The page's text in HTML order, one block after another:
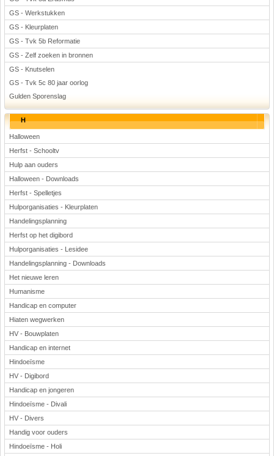
GS - Werkstukken
GS - Kleurplaten
GS - Tvk 5b Reformatie
GS - Zelf zoeken in bronnen
GS - Knutselen
GS - Tvk 5c 80 jaar oorlog
Gulden Sporenslag
H
Halloween
Herfst - Schooltv
Hulp aan ouders
Halloween - Downloads
Herfst - Spelletjes
Hulporganisaties - Kleurplaten
Handelingsplanning
Herfst op het digibord
Hulporganisaties - Lesidee
Handelingsplanning - Downloads
Het nieuwe leren
Humanisme
Handicap en computer
Hiaten wegwerken
HV - Bouwplaten
Handicap en internet
Hindoeïsme
HV - Digibord
Handicap en jongeren
Hindoeïsme - Divali
HV - Divers
Handig voor ouders
Hindoeïsme - Holi